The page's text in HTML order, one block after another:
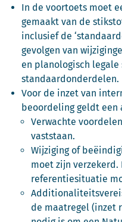
In de voortoets moet
gemaakt van de
inclusief de
gevolgen van
en planologisch
standaardonderdelen.
Voor de inzet van
beoordeling geldt een
Verwachte
vaststaan.
Wijziging of
moet zijn
referentiesituatie
de maatregel (inzet